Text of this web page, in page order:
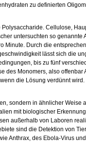
zu definierten
Cellulose,
untersuchten so genannte
Minute. Durch die
lässt sich die
bis zu fünf
des Monomers, also offenbar
die Lösung verdünnt
sondern in ähnlicher Weise
mit biologischer
außerhalb von Laboren
sind die Detektion von
Anthrax, des Ebola-Virus